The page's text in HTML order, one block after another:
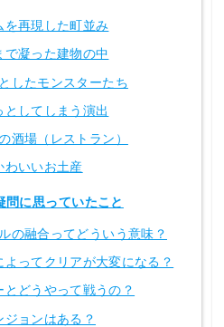
を再現した町並み
で凝った建物の中
したモンスターたち
としてしまう演出
酒場（レストラン）
わいいお土産
問に思っていたこと
の融合ってどういう意味？
ってクリアが大変になる？
とどうやって戦うの？
ジョンはある？